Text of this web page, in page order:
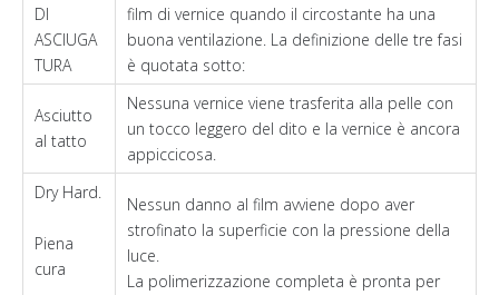
DI
ASCIUGA
TURA
film di vernice quando il circostante ha una
buona ventilazione. La definizione delle tre fasi
è quotata sotto:
Asciutto
al tatto
Nessuna vernice viene trasferita alla pelle con
un tocco leggero del dito e la vernice è ancora
appiccicosa.
Dry Hard.
Piena
cura
Nessun danno al film avviene dopo aver
strofinato la superficie con la pressione della
luce.
La polimerizzazione completa è pronta per